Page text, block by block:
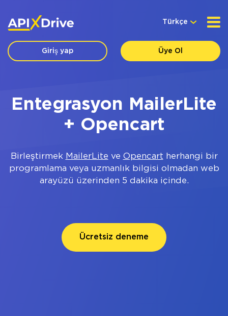
Türkçe
Giriş yap Üye Ol
Entegrasyon MailerLite
+ Opencart
Birleştirmek MailerLite ve Opencart herhangi bir
programlama veya uzmanlık bilgisi olmadan web
arayüzü üzerinden 5 dakika içinde.
Ücretsiz deneme